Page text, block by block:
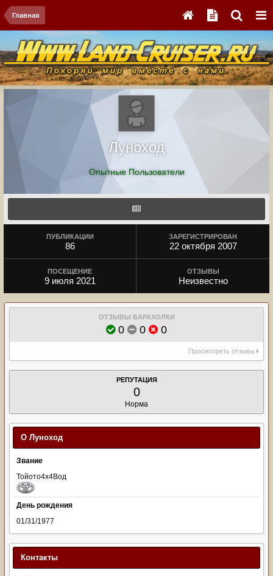
Главная
Луноход
Опытные Пользователи
ПУБЛИКАЦИИ
86
ЗАРЕГИСТРИРОВАН
22 октября 2007
ПОСЕЩЕНИЕ
9 июля 2021
ОТЗЫВЫ
Неизвестно
ОТЗЫВЫ БАРАХОЛКИ
0 0 0
Просмотреть отзывы
РЕПУТАЦИЯ
0
Норма
О Луноход
Звание
Тойото4х4Вод
День рождения
01/31/1977
Контакты